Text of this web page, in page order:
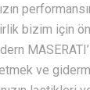
bizim için
ve